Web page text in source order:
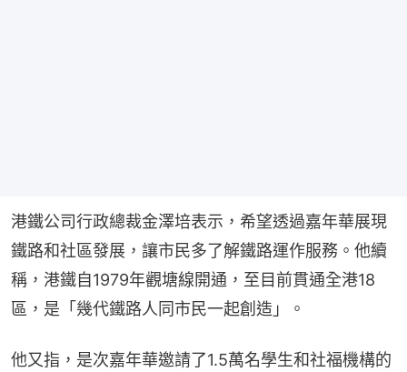
港鐵公司行政總裁金澤培表示，希望透過嘉年華展現
鐵路和社區發展，讓市民多了解鐵路運作服務。他續
稱，港鐵自1979年觀塘線開通，至目前貫通全港18
區，是「幾代鐵路人同市民一起創造」。
他又指，是次嘉年華邀請了1.5萬名學生和社福機構的